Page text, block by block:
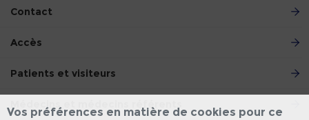
Contact
Accès
Patients et visiteurs
Médecins et médecins référents
Vos préférences en matière de cookies pour ce